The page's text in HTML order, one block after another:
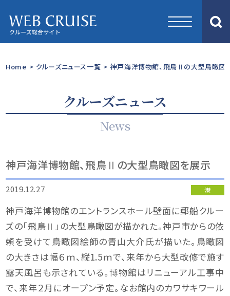
Home > クルーズニュース一覧 > 神戸海洋博物館、飛鳥Ⅱの大型鳥瞰図
クルーズニュース
News
神戸海洋博物館、飛鳥Ⅱの大型鳥瞰図を展示
2019.12.27 港
神戸海洋博物館のエントランスホール壁面に郵船クルー
ズの「飛鳥Ⅱ」の大型鳥瞰図が描かれた。神戸市からの依
頼を受けて鳥瞰図絵師の青山大介氏が描いた。鳥瞰図
の大きさは幅６ｍ、縦1.5ｍで、来年から大型改修で施す
露天風呂も示されている。博物館はリニューアル工事中
で、来年２月にオープン予定。なお館内のカワサキワール